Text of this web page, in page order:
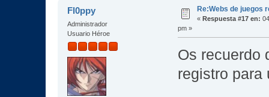
Fl0ppy
Administrador
Usuario Héroe
Re:Webs de juegos
« Respuesta #17 en:
pm »
Os recuerdo
registro para